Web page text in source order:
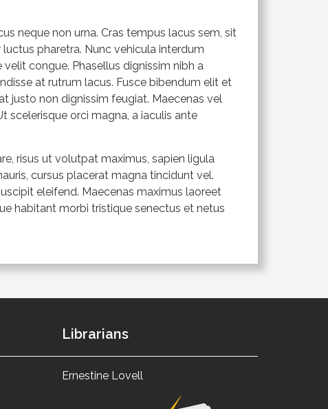
neque non urna. Cras tempus lacus sem, sit
pharetra. Nunc vehicula interdum
congue. Phasellus dignissim nibh a
at rutrum lacus. Fusce bibendum elit et
justo non dignissim feugiat. Maecenas vel
scelerisque orci magna, a iaculis ante
risus ut volutpat maximus, sapien ligula
cursus placerat magna tincidunt vel.
eleifend. Maecenas maximus laoreet
habitant morbi tristique senectus et netus
Librarians
Ernestine Lovell